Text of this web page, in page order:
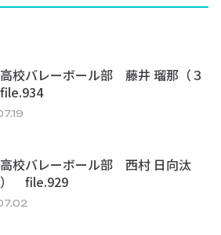
校バレーボール部 藤井 瑠那（３
校バレーボール部 西村 日向汰
） file.929